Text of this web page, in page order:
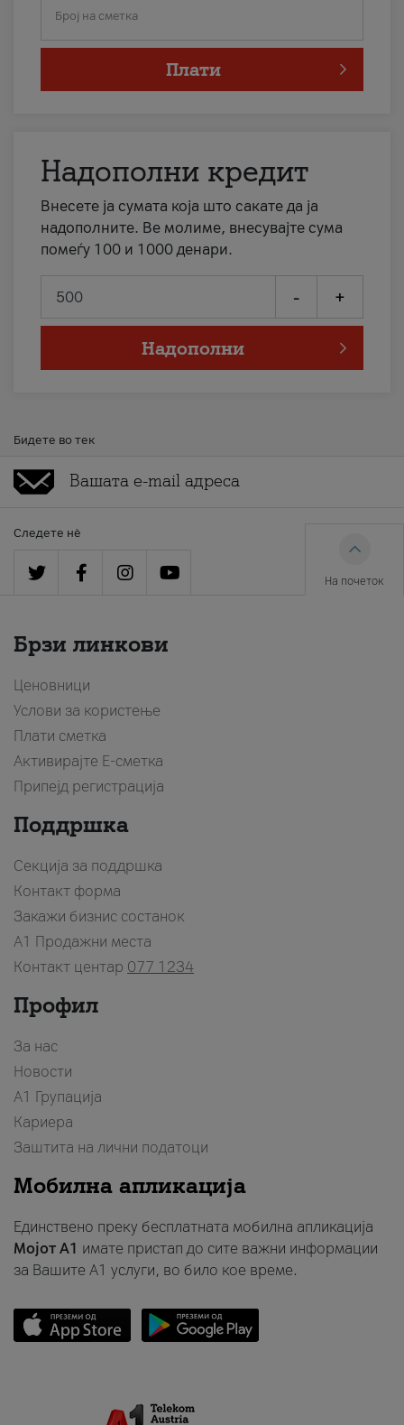
Број на сметка
Плати
Надополни кредит
Внесете ја сумата која што сакате да ја
надополните. Ве молиме, внесувајте сума
помеѓу 100 и 1000 денари.
- +
Надополни
Бидете во тек
Следете нè
На почеток
Брзи линкови
Ценовници
Услови за користење
Плати сметка
Активирајте Е-сметка
Припејд регистрација
Поддршка
Секција за поддршка
Контакт форма
Закажи бизнис состанок
A1 Продажни места
Контакт центар 077 1234
Профил
За нас
Новости
А1 Групација
Кариера
Заштита на лични податоци
Мобилна апликација
Единствено преку бесплатната мобилна апликација
Мојот A1 имате пристап до сите важни информации
за Вашите A1 услуги, во било кое време.